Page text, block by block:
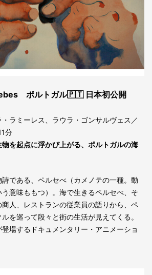
ポルトガル🇵🇹 日本初公開
ラミーレス、ラウラ・ゴンサルヴェス／
分
を起点に浮かび上がる、ポルトガルの海
である、ペルセべ（カメノテの一種。動
意味ももつ）。海で生きるペルセべ、そ
人、レストランの従業員の語りから、ペ
を巡って段々と街の生活が見えてくる。
場するドキュメンタリー・アニメーショ